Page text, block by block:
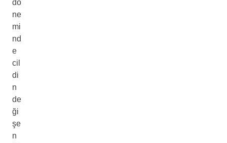
dö
ne
mi
nd
e
cil
di
n
de
ği
şe
n